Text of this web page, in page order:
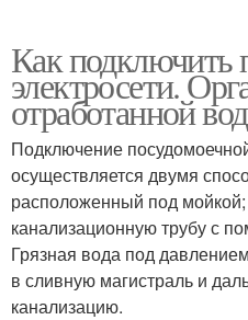
Как подключить
электросети.
отработанной
Подключение
осуществляется двумя
расположенный под
канализационную трубу с
Грязная вода под
в сливную магистраль и
канализацию.